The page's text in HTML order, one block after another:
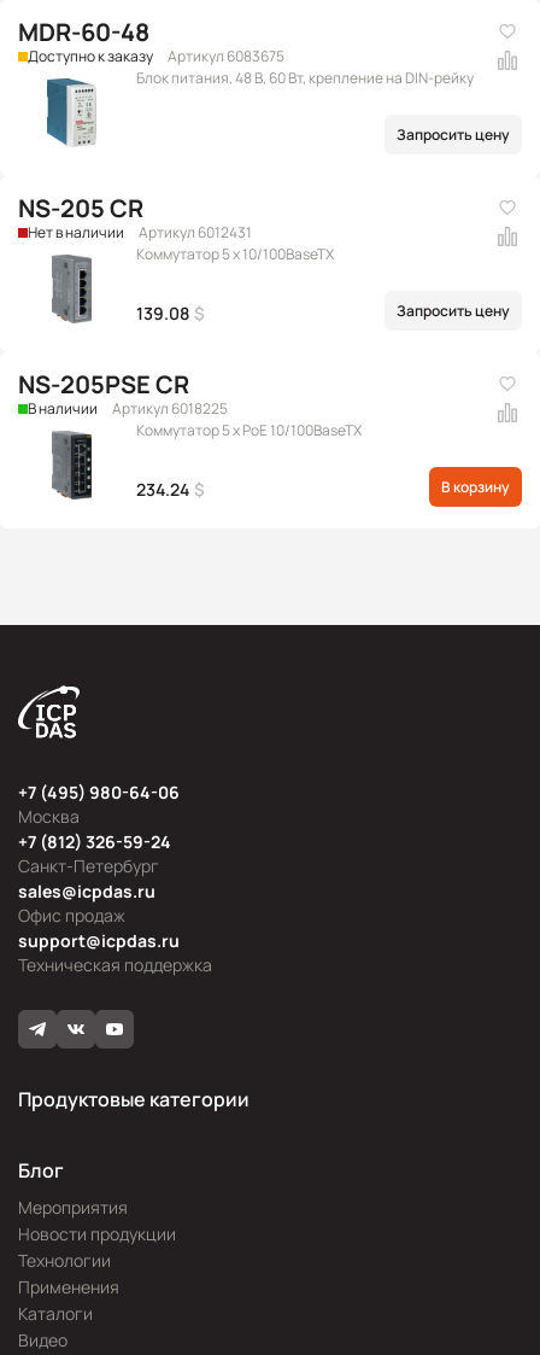
MDR-60-48
Доступно к заказу
Артикул 6083675
Блок питания, 48 В, 60 Вт, крепление на DIN-рейку
Запросить цену
NS-205 CR
Нет в наличии
Артикул 6012431
Коммутатор 5 x 10/100BaseTX
139.08 $ Запросить цену
NS-205PSE CR
В наличии
Артикул 6018225
Коммутатор 5 x PoE 10/100BaseTX
234.24 $ В корзину
Москва
+7 (495) 980-64-06
Офис продаж
sales@icpdas.ru
Санкт-Петербург
+7 (812) 326-59-24
Техническая поддержка
support@icpdas.ru
Продуктовые категории
Блог
Мероприятия
Новости продукции
Технологии
Применения
Каталоги
Видео